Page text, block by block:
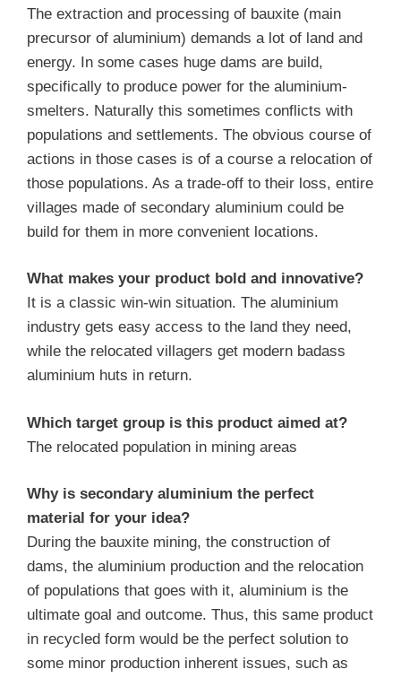
The extraction and processing of bauxite (main
precursor of aluminium) demands a lot of land and
energy. In some cases huge dams are build,
specifically to produce power for the aluminium-
smelters. Naturally this sometimes conflicts with
populations and settlements. The obvious course of
actions in those cases is of a course a relocation of
those populations. As a trade-off to their loss, entire
villages made of secondary aluminium could be
build for them in more convenient locations.
What makes your product bold and innovative?
It is a classic win-win situation. The aluminium
industry gets easy access to the land they need,
while the relocated villagers get modern badass
aluminium huts in return.
Which target group is this product aimed at?
The relocated population in mining areas
Why is secondary aluminium the perfect
material for your idea?
During the bauxite mining, the construction of
dams, the aluminium production and the relocation
of populations that goes with it, aluminium is the
ultimate goal and outcome. Thus, this same product
in recycled form would be the perfect solution to
some minor production inherent issues, such as